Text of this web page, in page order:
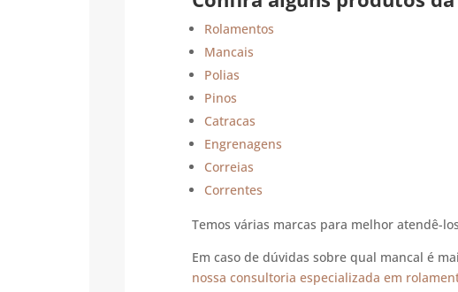
Rolamentos
Mancais
Polias
Pinos
Catracas
Engrenagens
Correias
Correntes
Temos várias marcas para melhor atendê-
Em caso de dúvidas sobre qual mancal é
nossa consultoria especializada em